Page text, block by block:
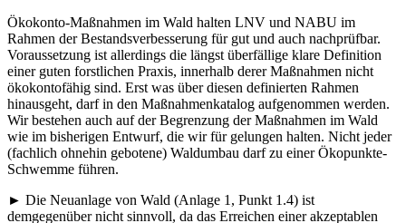
Ökokonto-Maßnahmen im Wald halten LNV und NABU im
Rahmen der Bestandsverbesserung für gut und auch nachprüfbar.
Voraussetzung ist allerdings die längst überfällige klare Definition
einer guten forstlichen Praxis, innerhalb derer Maßnahmen nicht
ökokontofähig sind. Erst was über diesen definierten Rahmen
hinausgeht, darf in den Maßnahmenkatalog aufgenommen werden.
Wir bestehen auch auf der Begrenzung der Maßnahmen im Wald
wie im bisherigen Entwurf, die wir für gelungen halten. Nicht jeder
(fachlich ohnehin gebotene) Waldumbau darf zu einer Ökopunkte-
Schwemme führen.
► Die Neuanlage von Wald (Anlage 1, Punkt 1.4) ist
demgegenüber nicht sinnvoll, da das Erreichen einer akzeptablen